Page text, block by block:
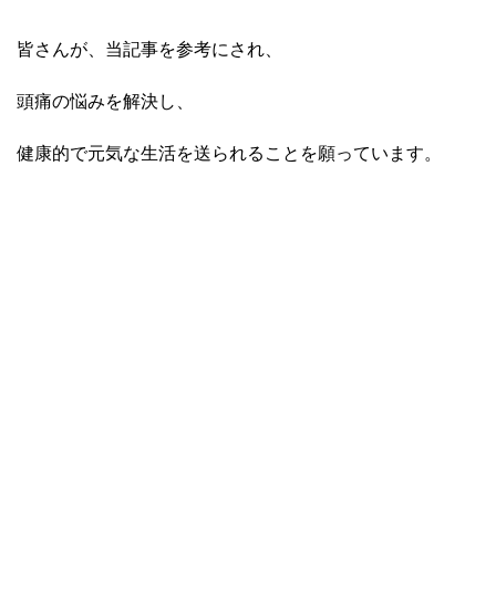
皆さんが、当記事を参考にされ、
頭痛の悩みを解決し、
健康的で元気な生活を送られることを願っています。